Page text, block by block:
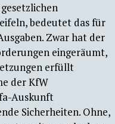
bedeutet das für
Zwar hat der
eingeräumt,
erfüllt
der KfW
Auskunft
Sicherheiten. Ohne,